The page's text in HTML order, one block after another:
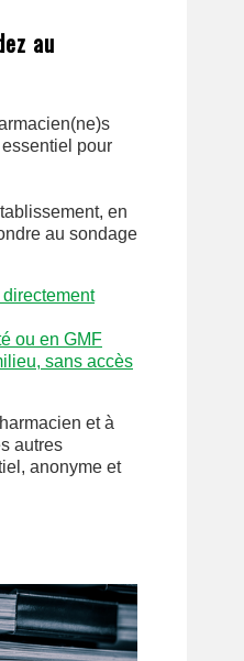
au
pour
en
au sondage
ou en GMF
sans accès
et à
autres
anonyme et